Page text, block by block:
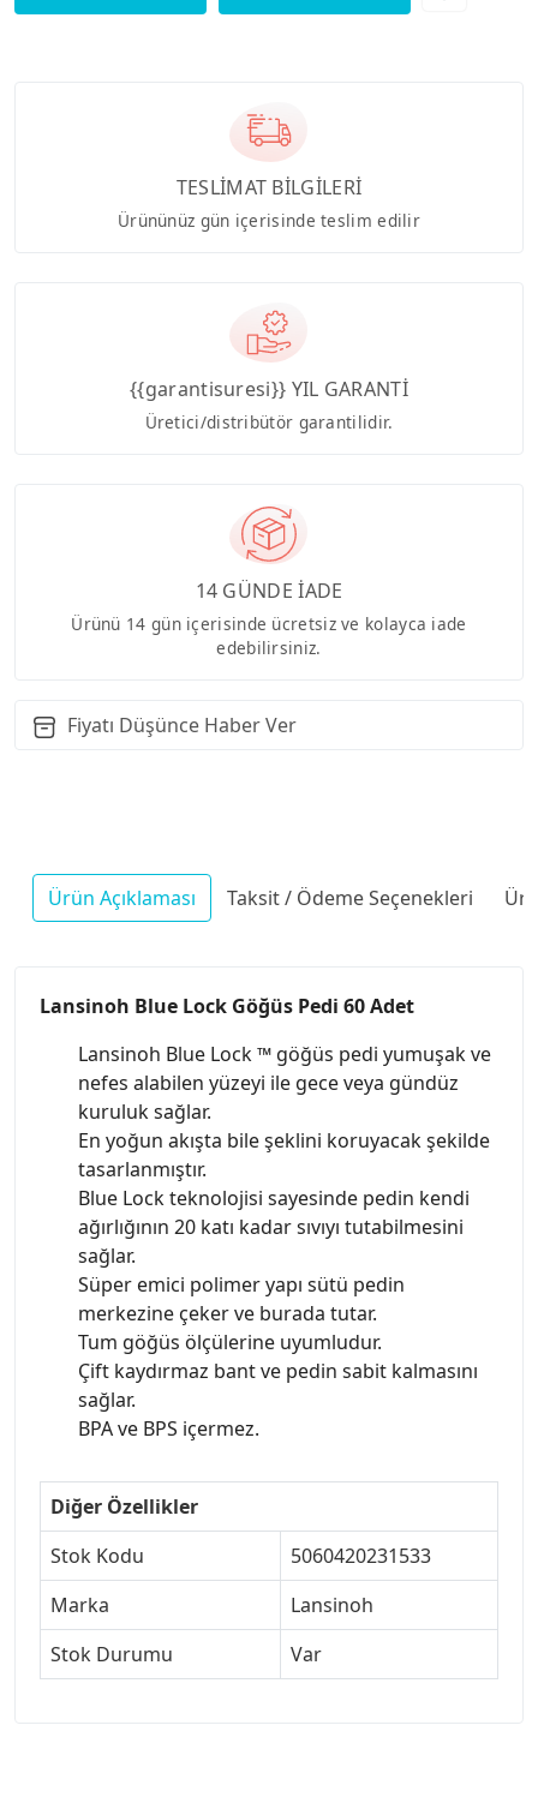
TESLİMAT BİLGİLERİ
Ürününüz gün içerisinde teslim edilir
{{garantisuresi}} YIL GARANTİ
Üretici/distribütör garantilidir.
14 GÜNDE İADE
Ürünü 14 gün içerisinde ücretsiz ve kolayca iade
edebilirsiniz.
Fiyatı Düşünce Haber Ver
Ürün Açıklaması Taksit / Ödeme Seçenekleri
Lansinoh Blue Lock Göğüs Pedi 60 Adet
Lansinoh Blue Lock ™ göğüs pedi yumuşak ve
nefes alabilen yüzeyi ile gece veya gündüz
kuruluk sağlar.
En yoğun akışta bile şeklini koruyacak şekilde
tasarlanmıştır.
Blue Lock teknolojisi sayesinde pedin kendi
ağırlığının 20 katı kadar sıvıyı tutabilmesini
sağlar.
Süper emici polimer yapı sütü pedin
merkezine çeker ve burada tutar.
Tum göğüs ölçülerine uyumludur.
Çift kaydırmaz bant ve pedin sabit kalmasını
sağlar.
BPA ve BPS içermez.
Diğer Özellikler
Stok Kodu
5060420231533
Marka
Lansinoh
Stok Durumu
Var